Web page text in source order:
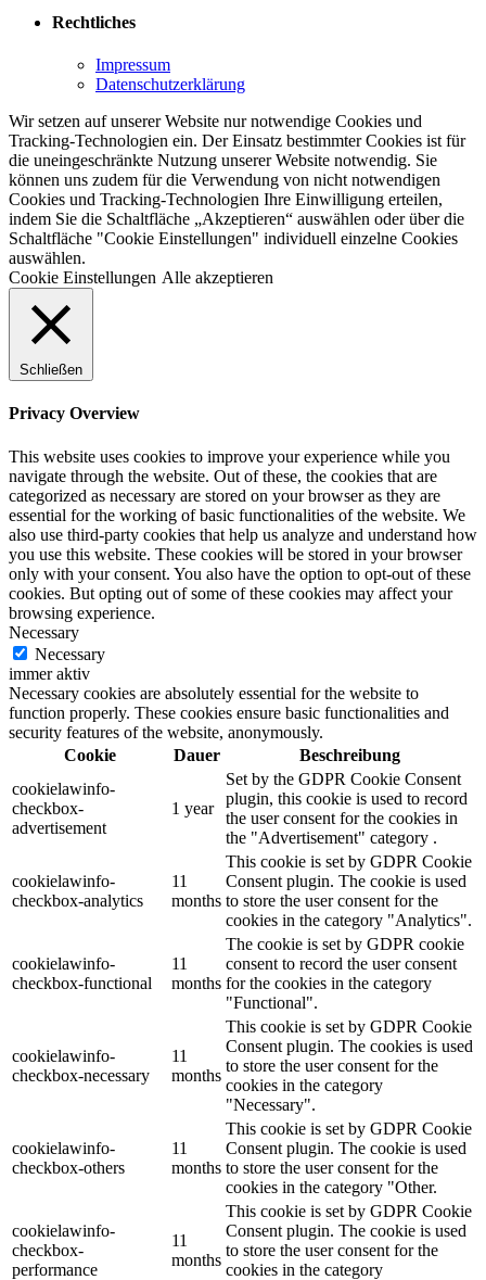
Rechtliches
Impressum
Datenschutzerklärung
Wir setzen auf unserer Website nur notwendige Cookies und
Tracking-Technologien ein. Der Einsatz bestimmter Cookies ist für
die uneingeschränkte Nutzung unserer Website notwendig. Sie
können uns zudem für die Verwendung von nicht notwendigen
Cookies und Tracking-Technologien Ihre Einwilligung erteilen,
indem Sie die Schaltfläche „Akzeptieren“ auswählen oder über die
Schaltfläche "Cookie Einstellungen" individuell einzelne Cookies
auswählen.
Cookie Einstellungen Alle akzeptieren
Schließen
Privacy Overview
This website uses cookies to improve your experience while you
navigate through the website. Out of these, the cookies that are
categorized as necessary are stored on your browser as they are
essential for the working of basic functionalities of the website. We
also use third-party cookies that help us analyze and understand how
you use this website. These cookies will be stored in your browser
only with your consent. You also have the option to opt-out of these
cookies. But opting out of some of these cookies may affect your
browsing experience.
Necessary
Necessary
immer aktiv
Necessary cookies are absolutely essential for the website to
function properly. These cookies ensure basic functionalities and
security features of the website, anonymously.
Cookie
Dauer
Beschreibung
cookielawinfo-
checkbox-
advertisement
1 year
Set by the GDPR Cookie Consent
plugin, this cookie is used to record
the user consent for the cookies in
the "Advertisement" category .
cookielawinfo-
checkbox-analytics
11
months
This cookie is set by GDPR Cookie
Consent plugin. The cookie is used
to store the user consent for the
cookies in the category "Analytics".
cookielawinfo-
checkbox-functional
11
months
The cookie is set by GDPR cookie
consent to record the user consent
for the cookies in the category
"Functional".
cookielawinfo-
checkbox-necessary
11
months
This cookie is set by GDPR Cookie
Consent plugin. The cookies is used
to store the user consent for the
cookies in the category
"Necessary".
cookielawinfo-
checkbox-others
11
months
This cookie is set by GDPR Cookie
Consent plugin. The cookie is used
to store the user consent for the
cookies in the category "Other.
cookielawinfo-
checkbox-
performance
11
months
This cookie is set by GDPR Cookie
Consent plugin. The cookie is used
to store the user consent for the
cookies in the category